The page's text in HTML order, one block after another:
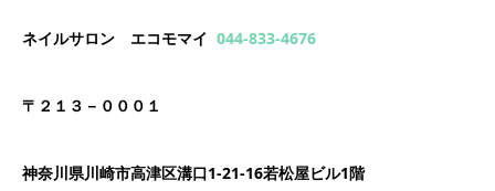
ネイルサロン エコモマイ 044-833-4676
〒２１３－０００１
神奈川県川崎市高津区溝口1-21-16若松屋ビル1階